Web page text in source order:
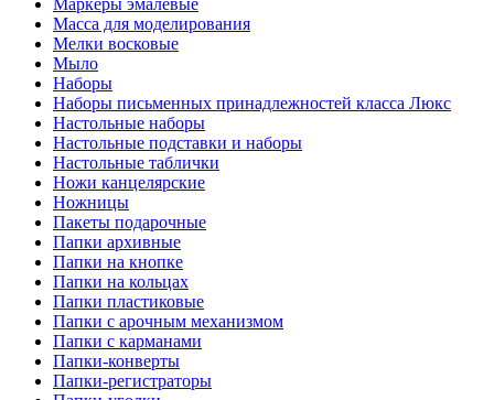
Маркеры эмалевые
Масса для моделирования
Мелки восковые
Мыло
Наборы
Наборы письменных принадлежностей класса Люкс
Настольные наборы
Настольные подставки и наборы
Настольные таблички
Ножи канцелярские
Ножницы
Пакеты подарочные
Папки архивные
Папки на кнопке
Папки на кольцах
Папки пластиковые
Папки с арочным механизмом
Папки с карманами
Папки-конверты
Папки-регистраторы